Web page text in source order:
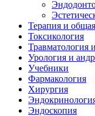
Терапия и
Токсикология
Травматология
Урология и
Учебники
Фармакология
Хирургия
Эндоскопия